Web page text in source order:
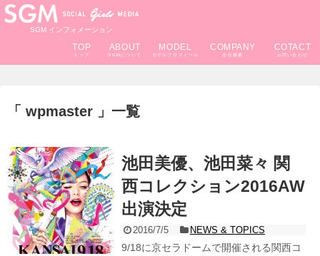
SGM インフォメーション
COTACT
COMPANY
MODEL
ABOUT
TOP
wpmaster 一覧
池田美優、池田菜々 関
西コレクション2016AW
出演決定
2016/7/5 NEWS & TOPICS
9/18に京セラドームで開催される関西コ